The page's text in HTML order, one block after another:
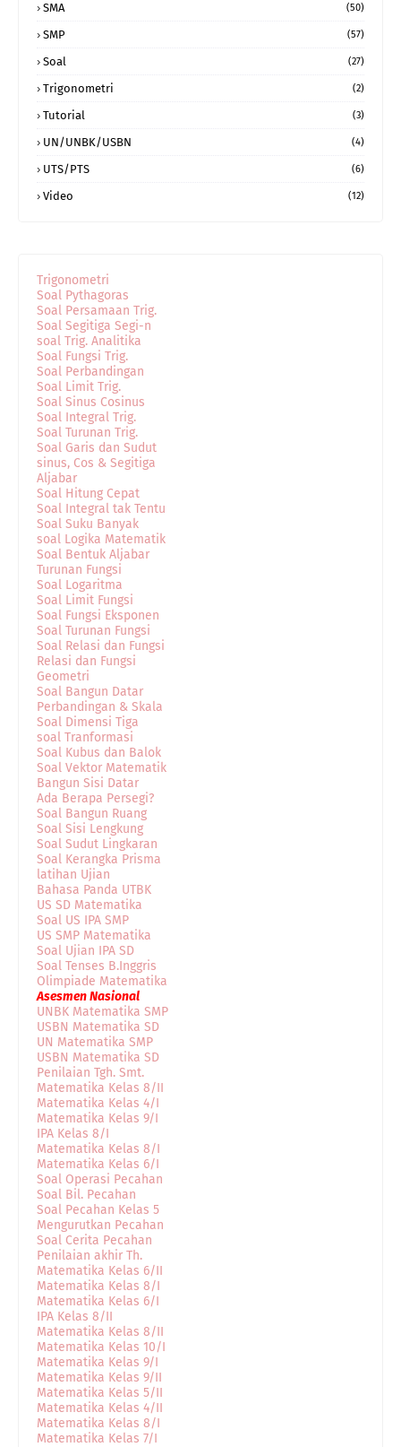
SMA (50)
SMP (57)
Soal (27)
Trigonometri (2)
Tutorial (3)
UN/UNBK/USBN (4)
UTS/PTS (6)
Video (12)
Trigonometri
Soal Pythagoras
Soal Persamaan Trig.
Soal Segitiga Segi-n
soal Trig. Analitika
Soal Fungsi Trig.
Soal Perbandingan
Soal Limit Trig.
Soal Sinus Cosinus
Soal Integral Trig.
Soal Turunan Trig.
Soal Garis dan Sudut
sinus, Cos & Segitiga
Aljabar
Soal Hitung Cepat
Soal Integral tak Tentu
Soal Suku Banyak
soal Logika Matematik
Soal Bentuk Aljabar
Turunan Fungsi
Soal Logaritma
Soal Limit Fungsi
Soal Fungsi Eksponen
Soal Turunan Fungsi
Soal Relasi dan Fungsi
Relasi dan Fungsi
Geometri
Soal Bangun Datar
Perbandingan & Skala
Soal Dimensi Tiga
soal Tranformasi
Soal Kubus dan Balok
Soal Vektor Matematik
Bangun Sisi Datar
Ada Berapa Persegi?
Soal Bangun Ruang
Soal Sisi Lengkung
Soal Sudut Lingkaran
Soal Kerangka Prisma
latihan Ujian
Bahasa Panda UTBK
US SD Matematika
Soal US IPA SMP
US SMP Matematika
Soal Ujian IPA SD
Soal Tenses B.Inggris
Olimpiade Matematika
Asesmen Nasional
UNBK Matematika SMP
USBN Matematika SD
UN Matematika SMP
USBN Matematika SD
Penilaian Tgh. Smt.
Matematika Kelas 8/II
Matematika Kelas 4/I
Matematika Kelas 9/I
IPA Kelas 8/I
Matematika Kelas 8/I
Matematika Kelas 6/I
Soal Operasi Pecahan
Soal Bil. Pecahan
Soal Pecahan Kelas 5
Mengurutkan Pecahan
Soal Cerita Pecahan
Penilaian akhir Th.
Matematika Kelas 6/II
Matematika Kelas 8/I
Matematika Kelas 6/I
IPA Kelas 8/II
Matematika Kelas 8/II
Matematika Kelas 10/I
Matematika Kelas 9/I
Matematika Kelas 9/II
Matematika Kelas 5/II
Matematika Kelas 4/II
Matematika Kelas 8/I
Matematika Kelas 7/I